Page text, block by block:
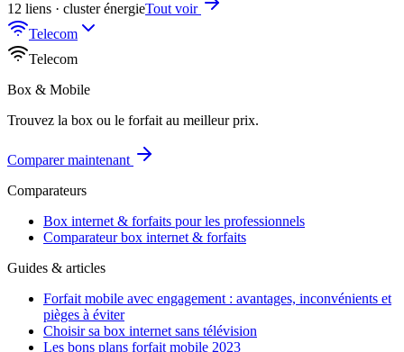
12 liens · cluster énergieTout voir
Telecom
Telecom
Box & Mobile
Trouvez la box ou le forfait au meilleur prix.
Comparer maintenant
Comparateurs
Box internet & forfaits pour les professionnels
Comparateur box internet & forfaits
Guides & articles
Forfait mobile avec engagement : avantages, inconvénients et
pièges à éviter
Choisir sa box internet sans télévision
Les bons plans forfait mobile 2023